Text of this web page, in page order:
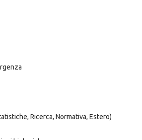
Ricerca, Normativa, Estero)